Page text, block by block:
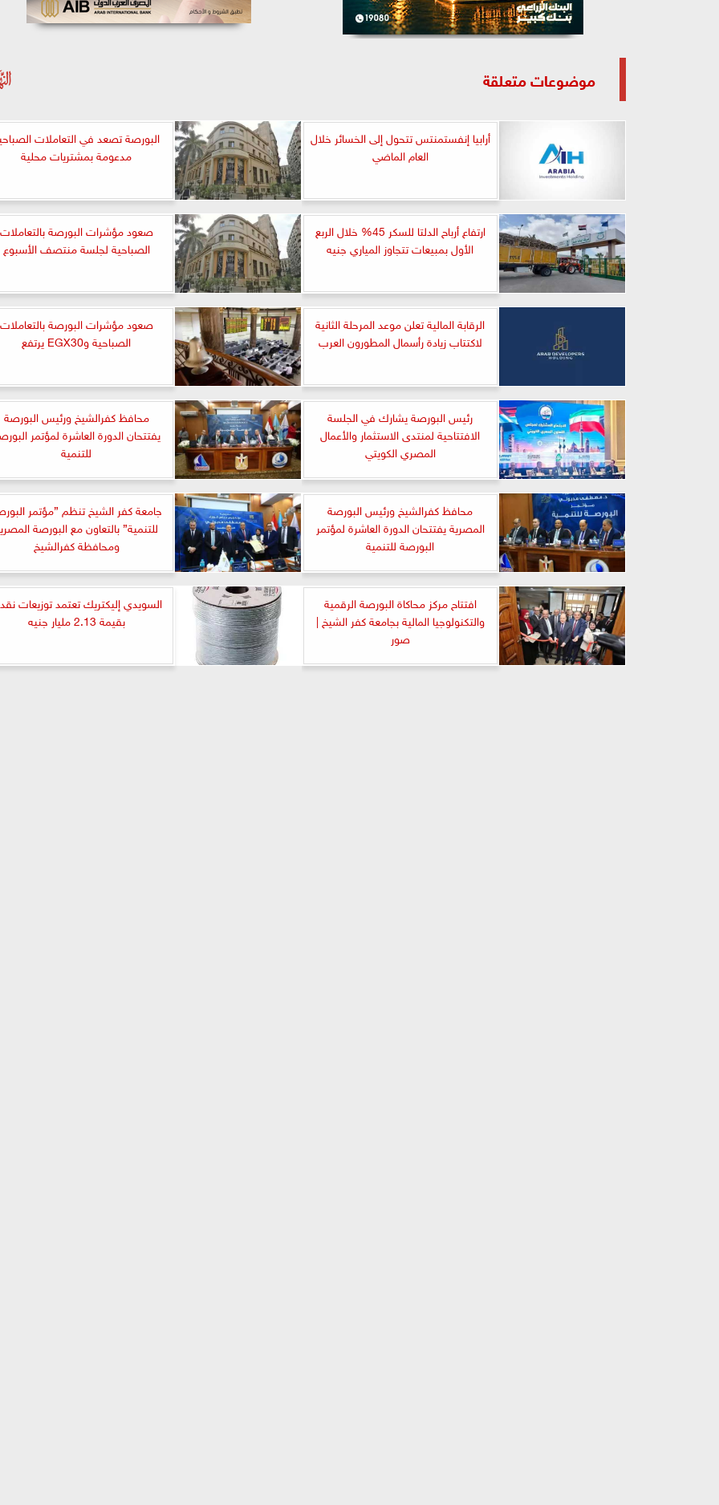
موضوعات متعلقة
أرابيا إنفستمنتس تتحول إلى الخسائر خلال
العام الماضي
البورصة تصعد في التعاملات
مدعومة بمشتريات محلية
ارتفاع أرباح الدلتا للسكر 45% خلال الربع
الأول بمبيعات تتجاوز المياري جنيه
صعود مؤشرات البورصة بالتعاملات
الصباحية لجلسة منتصف الأسبوع
الرقابة المالية تعلن موعد المرحلة الثانية
لاكتتاب زيادة رأسمال المطورون العرب
صعود مؤشرات البورصة بالتعاملات
الصباحية وEGX30 يرتفع
رئيس البورصة يشارك في الجلسة
الافتتاحية لمنتدى الاستثمار والأعمال
المصري الكويتي
محافظ كفرالشيخ ورئيس البورصة
يفتتحان الدورة العاشرة لمؤتمر
للتنمية
محافظ كفرالشيخ ورئيس البورصة
المصرية يفتتحان الدورة العاشرة لمؤتمر
البورصة للتنمية
جامعة كفر الشيخ تنظم ”مؤتمر
للتنمية” بالتعاون مع البورصة
ومحافظة كفرالشيخ
افتتاح مركز محاكاة البورصة الرقمية
والتكنولوجيا المالية بجامعة كفر الشيخ |
صور
السويدي إليكتريك تعتمد توزيعات
بقيمة 2.13 مليار جنيه